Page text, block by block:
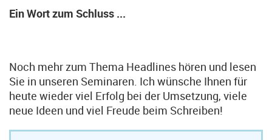
Ein Wort zum Schluss ...
Noch mehr zum Thema Headlines hören und lesen
Sie in unseren Seminaren. Ich wünsche Ihnen für
heute wieder viel Erfolg bei der Umsetzung, viele
neue Ideen und viel Freude beim Schreiben!